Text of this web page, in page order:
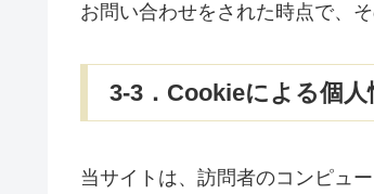
お問い合わせをされた時点で、
3-3．Cookieによる個人
当サイトは、訪問者のコンピュ